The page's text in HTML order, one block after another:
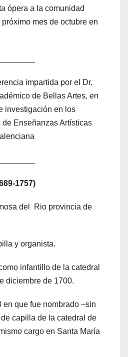
ópera a la comunidad
mes de octubre en
impartida por el Dr.
de Bellas Artes, en
investigación en los
Enseñanzas Artísticas
1757)
del Rio provincia de
y organista.
infantillo de la catedral
diciembre de 1700.
en que fue nombrado –sin
capilla de la catedral de
cargo en Santa María